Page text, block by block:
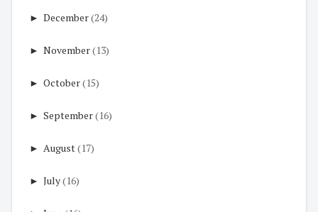
► December(24)
► November(13)
► October(15)
► September(16)
► August(17)
► July(16)